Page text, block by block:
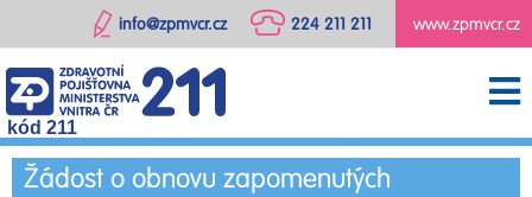
www.zpmvcr.cz
224 211 211
info@zpmvcr.cz
kód 211
Žádost o obnovu zapomenutých